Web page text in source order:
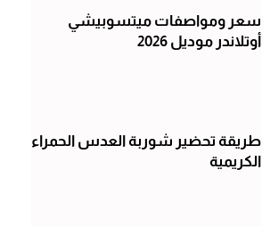
سعر ومواصفات ميتسوبيشي
أوتلاندر موديل 2026
طريقة تحضير شوربة العدس الحمراء
الكريمية